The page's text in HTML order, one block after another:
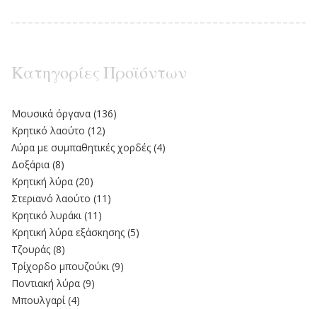
Κατηγορίες Προϊόντων
Moυσικά όργανα (136)
Κρητικό λαούτο (12)
Λύρα με συμπαθητικές χορδές (4)
Δοξάρια (8)
Κρητική λύρα (20)
Στεριανό λαούτο (11)
Kρητικό λυράκι (11)
Κρητική λύρα εξάσκησης (5)
Τζουράς (8)
Τρίχορδο μπουζούκι (9)
Ποντιακή λύρα (9)
Μπουλγαρί (4)